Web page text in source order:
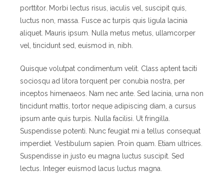
porttitor. Morbi lectus risus, iaculis vel, suscipit quis,
luctus non, massa. Fusce ac turpis quis ligula lacinia
aliquet. Mauris ipsum. Nulla metus metus, ullamcorper
vel, tincidunt sed, euismod in, nibh.
Quisque volutpat condimentum velit. Class aptent taciti
sociosqu ad litora torquent per conubia nostra, per
inceptos himenaeos. Nam nec ante. Sed lacinia, urna non
tincidunt mattis, tortor neque adipiscing diam, a cursus
ipsum ante quis turpis. Nulla facilisi. Ut fringilla.
Suspendisse potenti. Nunc feugiat mi a tellus consequat
imperdiet. Vestibulum sapien. Proin quam. Etiam ultrices.
Suspendisse in justo eu magna luctus suscipit. Sed
lectus. Integer euismod lacus luctus magna.